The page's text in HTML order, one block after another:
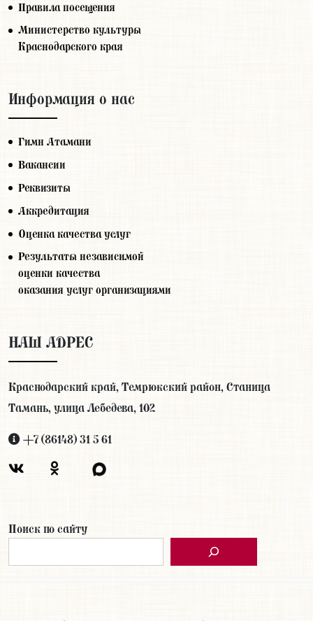
Правила посещения
Министерство культуры
Краснодарского края
Информация о нас
Гимн Атамани
Вакансии
Реквизиты
Аккредитация
Оценка качества услуг
Результаты независимой
оценки качества
оказания услуг организациями
НАШ АДРЕС
Краснодарский край, Темрюкский район, Станица
Тамань, улица Лебедева, 102
+7 (86148) 31 5 61
Поиск по сайту